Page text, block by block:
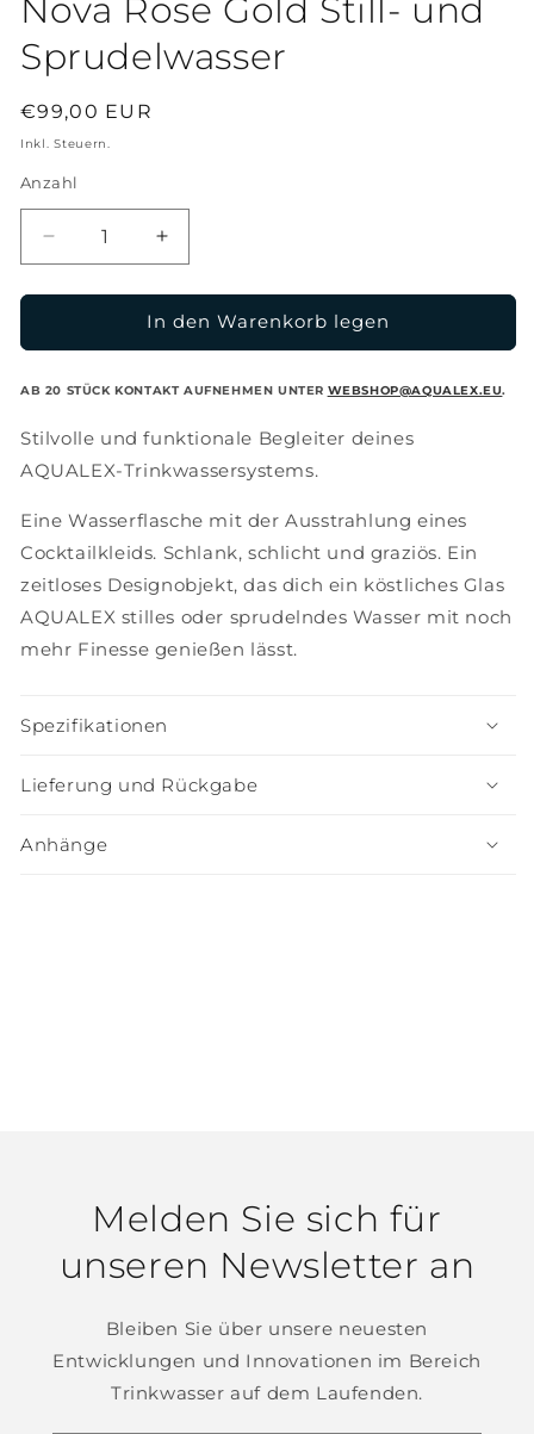
Nova Rose Gold Still- und
Sprudelwasser
Normaler
Preis
€99,00 EUR
Inkl. Steuern.
Anzahl
Verringere
die
Menge
Nova
Gold
und
Sprudelwasser
Erhöhe
die
Menge
für
Nova
Gold
und
Sprudelwasser
In den Warenkorb legen
AB 20 STÜCK KONTAKT AUFNEHMEN UNTER WEBSHOP@AQUALEX.EU.
Stilvolle und funktionale Begleiter deines
AQUALEX-Trinkwassersystems.
Eine Wasserflasche mit der Ausstrahlung eines
Cocktailkleids. Schlank, schlicht und graziös. Ein
zeitloses Designobjekt, das dich ein köstliches Glas
AQUALEX stilles oder sprudelndes Wasser mit noch
mehr Finesse genießen lässt.
Spezifikationen
Lieferung und Rückgabe
Anhänge
Melden Sie sich für
unseren Newsletter an
Bleiben Sie über unsere neuesten
Entwicklungen und Innovationen im Bereich
Trinkwasser auf dem Laufenden.